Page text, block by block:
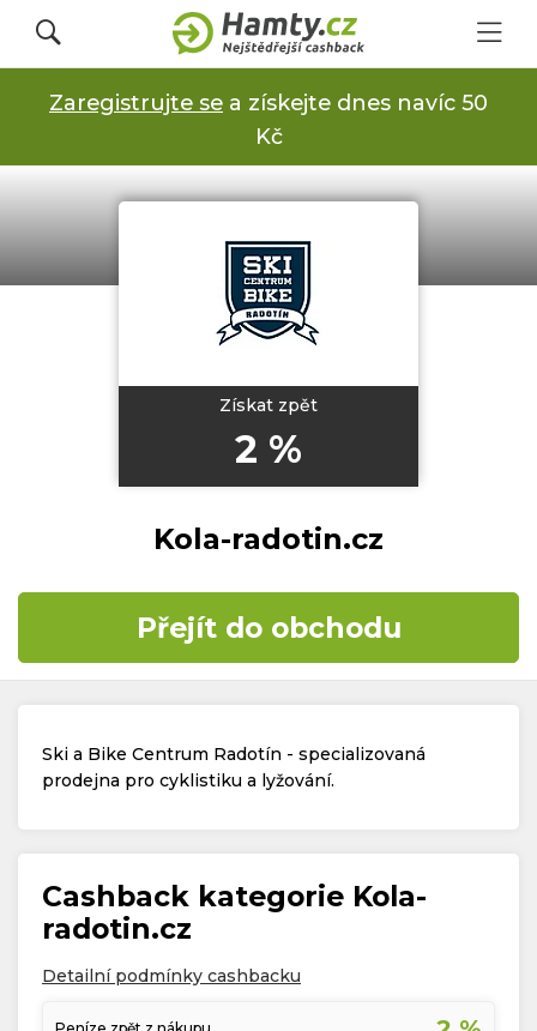
Přihlásit se
Registrovat
Obchody
Časté dotazy
Kontakt
Zaregistrujte se a získejte dnes navíc 50
Kč
Získat zpět
2 %
Kola-radotin.cz
Přejít do obchodu
Ski a Bike Centrum Radotín - specializovaná
prodejna pro cyklistiku a lyžování.
Cashback kategorie Kola-
radotin.cz
Detailní podmínky cashbacku